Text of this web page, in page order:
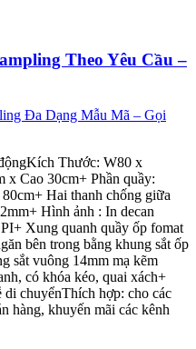
Theo Yêu Cầu –
Thước: W80 x
x Cao 30cm+ Phần quầy:
Hai thanh chống giữa
Hình ảnh : In decan
Xung quanh quầy ốp fomat
bên trong bằng khung sắt ốp
sắt vuông 14mm mạ kẽm
có khóa kéo, quai xách+
di chuyểnThích hợp: cho các
hàng, khuyến mãi các kênh